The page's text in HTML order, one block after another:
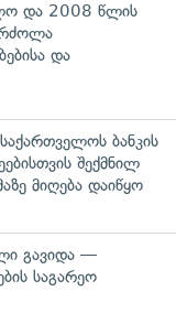
და 2008 წლის
და
ბანკის
შექმნილ
მიღება დაიწყო
გავიდა —
საგარეო